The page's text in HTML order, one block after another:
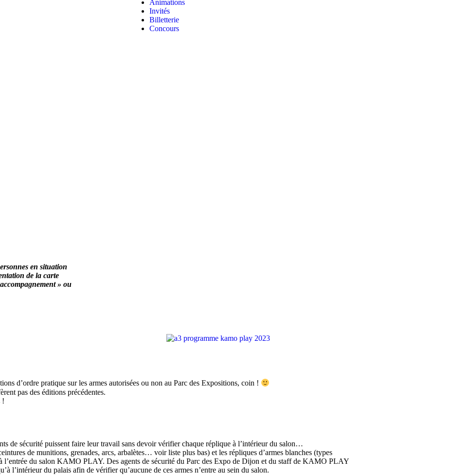
Animations
Invités
Billetterie
Concours
en situation
de la carte
» ou
d’ordre pratique sur les armes autorisées ou non au Parc des Expositions, coin !
pas des éditions précédentes.
!
de sécurité puissent faire leur travail sans devoir vérifier chaque réplique à l’intérieur du salon…
de munitions, grenades, arcs, arbalètes… voir liste plus bas) et les répliques d’armes blanches (types
l’entrée du salon KAMO PLAY. Des agents de sécurité du Parc des Expo de Dijon et du staff de KAMO PLAY
l’intérieur du palais afin de vérifier qu’aucune de ces armes n’entre au sein du salon.